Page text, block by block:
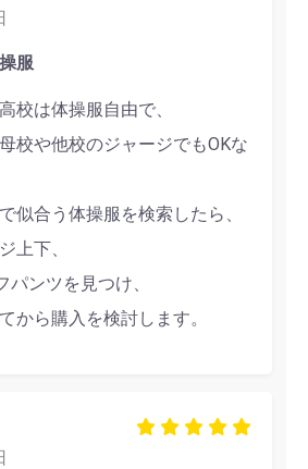
服
校は体操服自由で、
校や他校のジャージでもOKな
似合う体操服を検索したら、
上下、
ンツを見つけ、
から購入を検討します。